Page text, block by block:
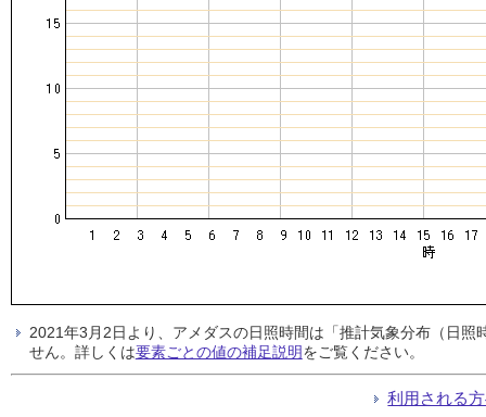
2021年3月2日より、アメダスの日照時間は「推計気象分布（日
せん。詳しくは要素ごとの値の補足説明をご覧ください。
利用される